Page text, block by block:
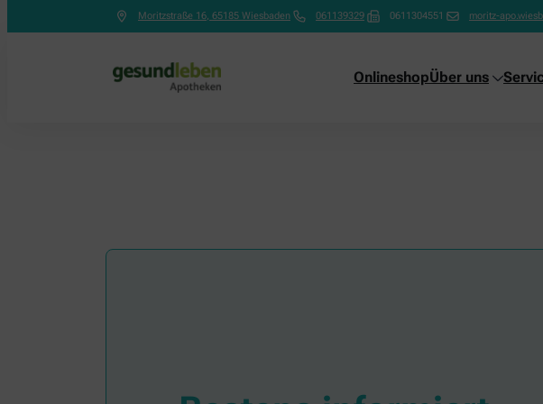
Moritzstraße 16, 65185 Wiesbaden 061139329 0611304551 moritz-
OnlineshopÜber uns